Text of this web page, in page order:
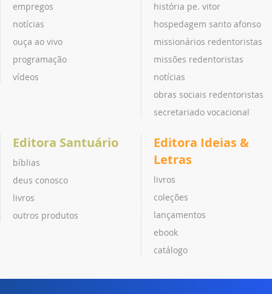
empregos
notícias
ouça ao vivo
programação
vídeos
história pe. vitor
hospedagem santo afonso
missionários redentoristas
missões redentoristas
notícias
obras sociais redentoristas
secretariado vocacional
Editora Santuário
bíblias
deus conosco
livros
outros produtos
Editora Ideias &
Letras
livros
coleções
lançamentos
ebook
catálogo